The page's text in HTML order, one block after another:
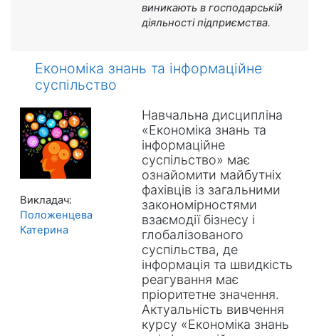
виникають в господарській
діяльності підприємства.
Економіка знань та інформаційне
суспільство
Навчальна дисципліна
«Економіка знань та
інформаційне
суспільство» має
ознайомити майбутніх
фахівців із загальними
закономірностями
взаємодії бізнесу і
глобалізованого
суспільства, де
інформація та швидкість
реагування має
пріоритетне значення.
Актуальність вивчення
курсу «Економіка знань
Викладач:
Положенцева
Катерина